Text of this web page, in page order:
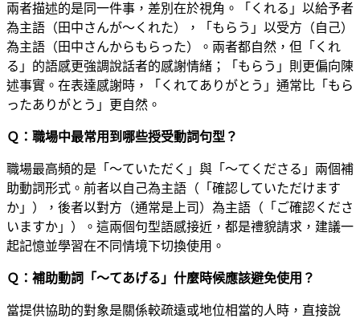
兩者描述的是同一件事，差別在於視角。「くれる」以給予者
為主語（田中さんが～くれた），「もらう」以受方（自己）
為主語（田中さんからもらった）。兩者都自然，但「くれ
る」的語感更強調說話者的感謝情緒；「もらう」則更偏向陳
述事實。在表達感謝時，「くれてありがとう」通常比「もら
ったありがとう」更自然。
Ｑ：職場中最常用到哪些授受動詞句型？
職場最高頻的是「～ていただく」與「～てくださる」兩個補
助動詞形式。前者以自己為主語（「確認していただけます
か」），後者以對方（通常是上司）為主語（「ご確認くださ
いますか」）。這兩個句型語感接近，都是禮貌請求，建議一
起記憶並學習在不同情境下切換使用。
Ｑ：補助動詞「～てあげる」什麼時候應該避免使用？
當提供協助的對象是關係較疏遠或地位相當的人時，直接說